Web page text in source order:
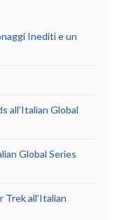
Inediti e un
all’Italian Global
Global Series
Trek all’Italian